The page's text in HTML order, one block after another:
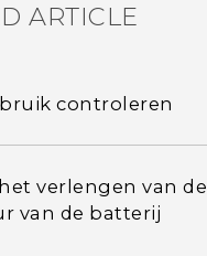
ARTICLE
controleren
verlengen van de
van de batterij